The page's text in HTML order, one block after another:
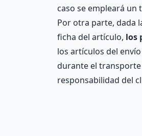
caso se empleará
Por otra parte, dada
ficha del artículo, los
los artículos del
durante el transporte
responsabilidad del